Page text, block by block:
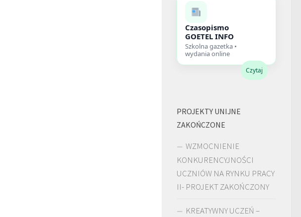
Czasopismo
GOETEL INFO
Szkolna gazetka •
wydania online
Czytaj
PROJEKTY UNIJNE
ZAKOŃCZONE
WZMOCNIENIE
KONKURENCYJNOŚCI
UCZNIÓW NA RYNKU PRACY
II- PROJEKT ZAKOŃCZONY
KREATYWNY UCZEŃ –